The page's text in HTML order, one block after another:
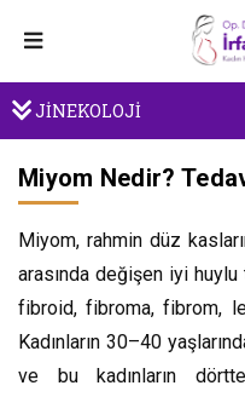
JİNEKOLOJİ
Miyom Nedir?
Miyom, rahmin düz
arasında değişen iyi
fibroid, fibroma, fibrom,
Kadınların 30–40
ve bu kadınların